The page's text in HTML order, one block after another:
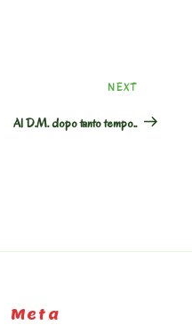
Next
Post
NEXT
Al D.M. dopo tanto tempo..
Meta